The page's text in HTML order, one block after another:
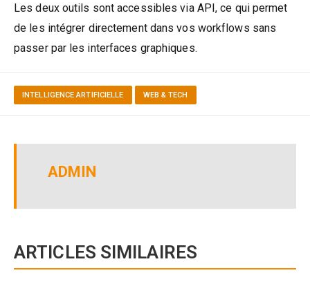
Les deux outils sont accessibles via API, ce qui permet
de les intégrer directement dans vos workflows sans
passer par les interfaces graphiques.
INTELLIGENCE ARTIFICIELLE WEB & TECH
ADMIN
ARTICLES SIMILAIRES